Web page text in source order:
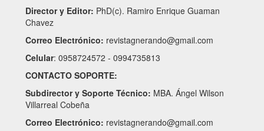
Director y Editor: PhD(c). Ramiro Enrique Guaman
Chavez
Correo Electrónico: revistagnerando@gmail.com
Celular: 0958724572 - 0994735813
CONTACTO SOPORTE:
Subdirector y Soporte Técnico: MBA. Ángel Wilson
Villarreal Cobeña
Correo Electrónico: revistagnerando@gmail.com